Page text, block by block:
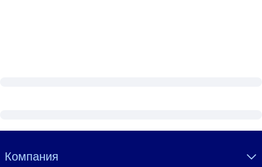
Visually hidden Text
Компания